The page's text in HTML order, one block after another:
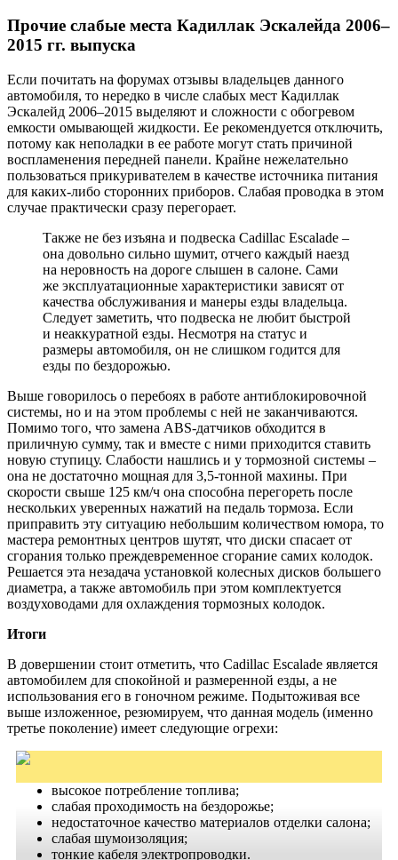
Прочие слабые места Кадиллак Эскалейда 2006–
2015 гг. выпуска
Если почитать на форумах отзывы владельцев данного
автомобиля, то нередко в числе слабых мест Кадиллак
Эскалейд 2006–2015 выделяют и сложности с обогревом
емкости омывающей жидкости. Ее рекомендуется отключить,
потому как неполадки в ее работе могут стать причиной
воспламенения передней панели. Крайне нежелательно
пользоваться прикуривателем в качестве источника питания
для каких-либо сторонних приборов. Слабая проводка в этом
случае практически сразу перегорает.
Также не без изъяна и подвеска Cadillac Escalade –
она довольно сильно шумит, отчего каждый наезд
на неровность на дороге слышен в салоне. Сами
же эксплуатационные характеристики зависят от
качества обслуживания и манеры езды владельца.
Следует заметить, что подвеска не любит быстрой
и неаккуратной езды. Несмотря на статус и
размеры автомобиля, он не слишком годится для
езды по бездорожью.
Выше говорилось о перебоях в работе антиблокировочной
системы, но и на этом проблемы с ней не заканчиваются.
Помимо того, что замена ABS-датчиков обходится в
приличную сумму, так и вместе с ними приходится ставить
новую ступицу. Слабости нашлись и у тормозной системы –
она не достаточно мощная для 3,5-тонной махины. При
скорости свыше 125 км/ч она способна перегореть после
нескольких уверенных нажатий на педаль тормоза. Если
приправить эту ситуацию небольшим количеством юмора, то
мастера ремонтных центров шутят, что диски спасает от
сгорания только преждевременное сгорание самих колодок.
Решается эта незадача установкой колесных дисков большего
диаметра, а также автомобиль при этом комплектуется
воздуховодами для охлаждения тормозных колодок.
Итоги
В довершении стоит отметить, что Cadillac Escalade является
автомобилем для спокойной и размеренной езды, а не
использования его в гоночном режиме. Подытоживая все
выше изложенное, резюмируем, что данная модель (именно
третье поколение) имеет следующие огрехи:
высокое потребление топлива;
слабая проходимость на бездорожье;
недостаточное качество материалов отделки салона;
слабая шумоизоляция;
тонкие кабеля электропроводки.